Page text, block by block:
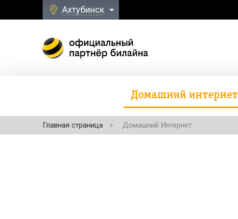
Ахтубинск
Домашний интернет
Главная страница Домашний Интернет